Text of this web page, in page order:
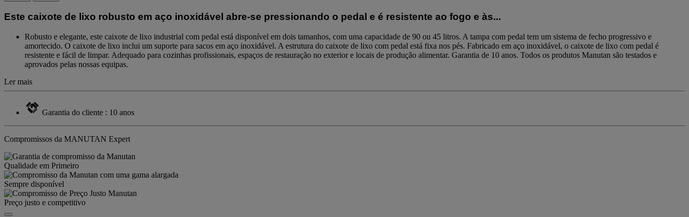
Este caixote de lixo robusto em aço inoxidável abre-se pressionando o pedal e é resistente ao fogo e às...
Robusto e elegante, este caixote de lixo industrial com pedal está disponível em dois tamanhos, com uma capacidade de 90 ou 45 litros. A tampa com pedal tem um sistema de fecho progressivo e
amortecido. O caixote de lixo inclui um suporte para sacos em aço inoxidável. A estrutura do caixote de lixo com pedal está fixa nos pés. Fabricado em aço inoxidável, o caixote de lixo com pedal é
resistente e fácil de limpar. Adequado para cozinhas profissionais, espaços de restauração no exterior e locais de produção alimentar. Garantia de 10 anos. Todos os produtos Manutan são testados e
aprovados pelas nossas equipas.
Ler mais
Garantia do cliente : 10 anos
Compromissos da MANUTAN Expert
Qualidade em Primeiro
Sempre disponível
Preço justo e competitivo